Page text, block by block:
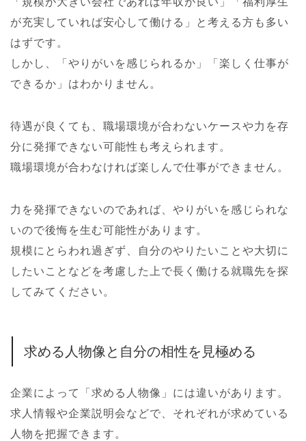
が充実していれば安心して働ける」と考える方も多い
はずです。
しかし、「やりがいを感じられるか」「楽しく仕事が
できるか」はわかりません。
待遇が良くても、職場環境が合わないケースや力を存
分に発揮できない可能性も考えられます。
職場環境が合わなければ楽しんで仕事ができません。
力を発揮できないのであれば、やりがいを感じられな
いので後悔を生む可能性があります。
規模にとらわれ過ぎず、自分のやりたいことや大切に
したいことなどを考慮した上で長く働ける就職先を探
してみてください。
求める人物像と自分の相性を見極める
企業によって「求める人物像」には違いがあります。
求人情報や企業説明会などで、それぞれが求めている
人物を把握できます。